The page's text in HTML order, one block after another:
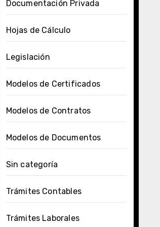
Documentación Privada
Hojas de Cálculo
Legislación
Modelos de Certificados
Modelos de Contratos
Modelos de Documentos
Sin categoría
Trámites Contables
Trámites Laborales